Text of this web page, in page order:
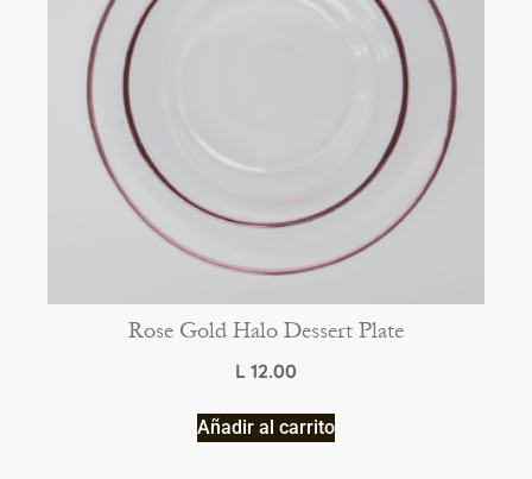
Rose Gold Halo Dessert Plate
L 12.00
Añadir al carrito